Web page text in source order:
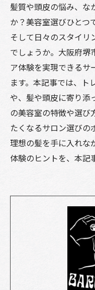
髪質や頭皮の悩み、な
か？美容室選びひとつ
そして日々のスタイリ
でしょうか。大阪府堺
ア体験を実現できるサ
ます。本記事では、ト
や、髪や頭皮に寄り添
の美容室の特徴や選び
たくなるサロン選びの
理想の髪を手に入れな
体験のヒントを、本記